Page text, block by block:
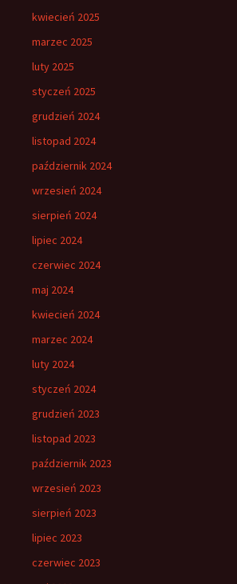
kwiecień 2025
marzec 2025
luty 2025
styczeń 2025
grudzień 2024
listopad 2024
październik 2024
wrzesień 2024
sierpień 2024
lipiec 2024
czerwiec 2024
maj 2024
kwiecień 2024
marzec 2024
luty 2024
styczeń 2024
grudzień 2023
listopad 2023
październik 2023
wrzesień 2023
sierpień 2023
lipiec 2023
czerwiec 2023